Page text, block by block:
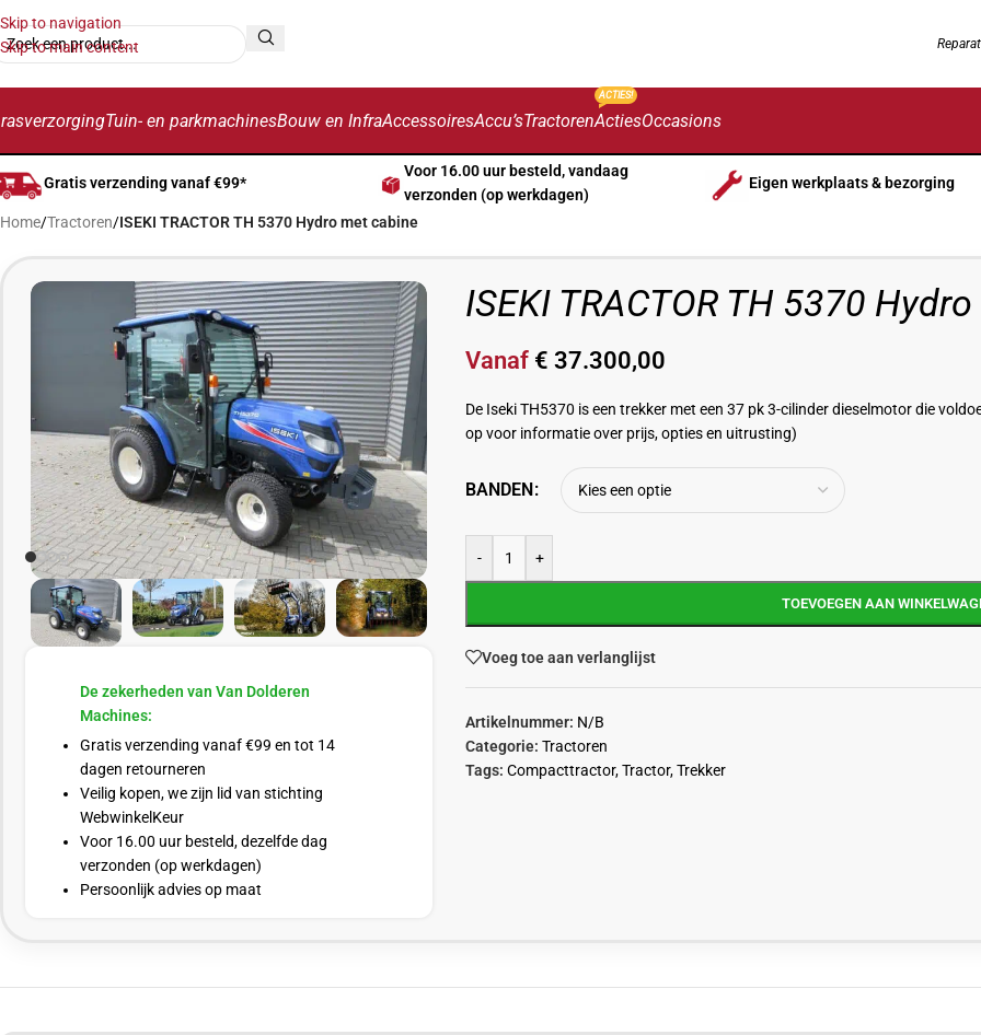
Skip to navigation
Skip to main content
Tuin- en parkmachinesBouw en InfraAccessoiresAccu’sTractorenActies
ACTIES!
Occasions
Gratis verzending vanaf €99*
Voor 16.00 uur besteld, vandaag
verzonden (op werkdagen)
Eigen werkplaats & bezorging
Home/Tractoren/ISEKI TRACTOR TH 5370 Hydro met cabine
De zekerheden van Van Dolderen
Machines:
Gratis verzending vanaf €99 en tot 14
dagen retourneren
Veilig kopen, we zijn lid van stichting
WebwinkelKeur
Voor 16.00 uur besteld, dezelfde dag
verzonden (op werkdagen)
Persoonlijk advies op maat
ISEKI TRACTOR TH 5370
Vanaf € 37.300,00
De Iseki TH5370 is een trekker met een 37 pk 3-cilinder dieselmotor die
op voor informatie over prijs, opties en uitrusting)
BANDEN
- +
TOEVOEGEN AAN
Voeg toe aan verlanglijst
Artikelnummer: N/B
Categorie: Tractoren
Tags: Compacttractor,Tractor,Trekker